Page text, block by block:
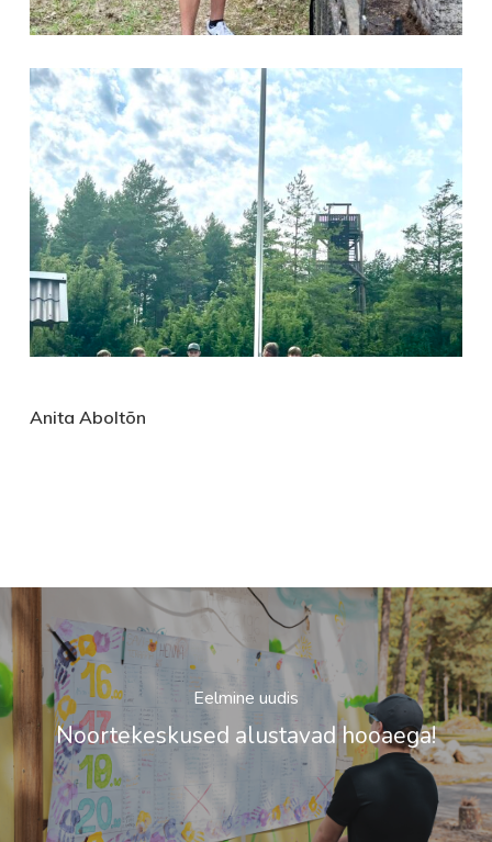
Anita Aboltõn
Eelmine uudis
Noortekeskused alustavad hooaega!